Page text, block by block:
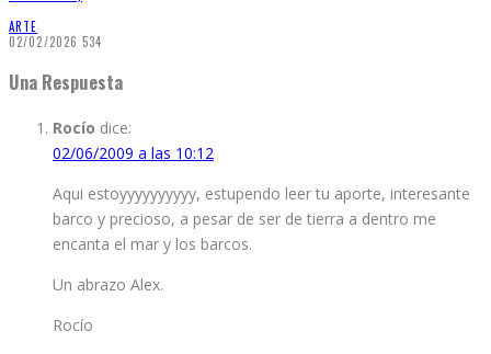
ARTE
02/02/2026 534
Una Respuesta
Rocío dice:
02/06/2009 a las 10:12
Aqui estoyyyyyyyyyy, estupendo leer tu aporte, interesante
barco y precioso, a pesar de ser de tierra a dentro me
encanta el mar y los barcos.
Un abrazo Alex.
Rocío